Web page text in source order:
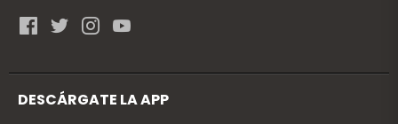
DESCÁRGATE LA APP